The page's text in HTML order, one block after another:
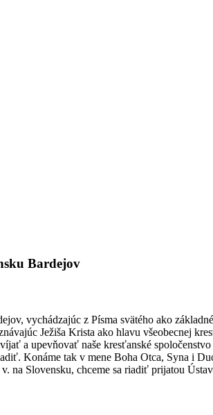
Bardejov
vychádzajúc z Písma svätého ako
Ježiša Krista ako hlavu všeobecnej
a upevňovať naše kresťanské
Konáme tak v mene Boha Otca, Syna i
na Slovensku, chceme sa riadiť prijatou